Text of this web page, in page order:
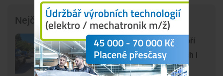
Nejčtenější články
Chlum u Třeboně se proměnil v obří
parkoviště. Auta stojí na chodnících i
uprostřed křížové cesty